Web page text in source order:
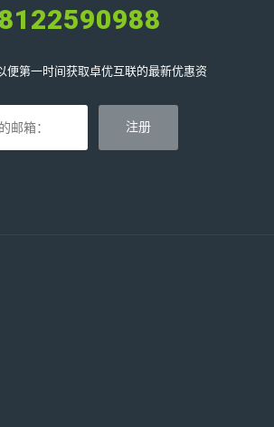
便第一时间获取卓优互联的最新优惠资